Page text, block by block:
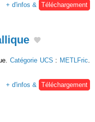
+ d'infos &
Téléchargement
Catégorie UCS : METLFric
+ d'infos &
Téléchargement